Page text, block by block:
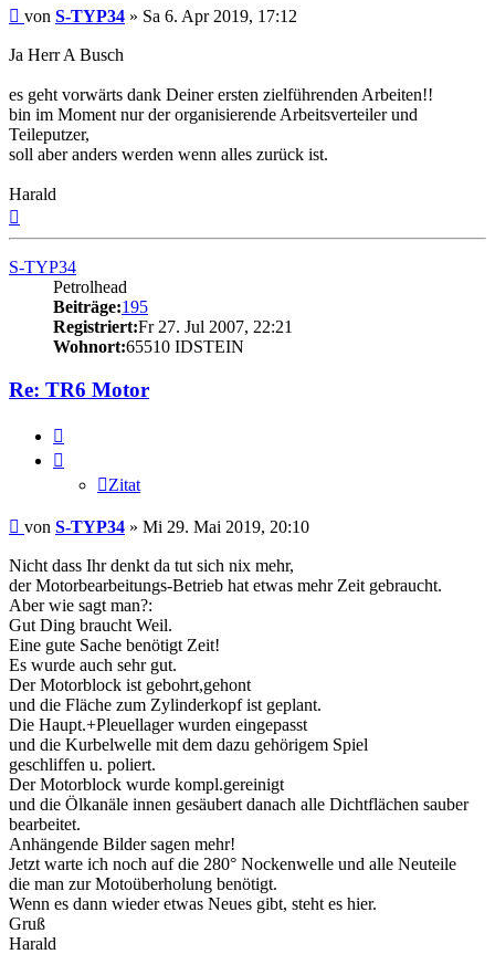
Beitrag
von S-TYP34 » Sa 6. Apr 2019, 17:12
Ja Herr A Busch
es geht vorwärts dank Deiner ersten zielführenden Arbeiten!!
bin im Moment nur der organisierende Arbeitsverteiler und
Teileputzer,
soll aber anders werden wenn alles zurück ist.
Harald
S-TYP34
Petrolhead
Beiträge:195
Registriert:Fr 27. Jul 2007, 22:21
Wohnort:65510 IDSTEIN
Re: TR6 Motor
Zitat
Beitrag
von S-TYP34 » Mi 29. Mai 2019, 20:10
Nicht dass Ihr denkt da tut sich nix mehr,
der Motorbearbeitungs-Betrieb hat etwas mehr Zeit gebraucht.
Aber wie sagt man?:
Gut Ding braucht Weil.
Eine gute Sache benötigt Zeit!
Es wurde auch sehr gut.
Der Motorblock ist gebohrt,gehont
und die Fläche zum Zylinderkopf ist geplant.
Die Haupt.+Pleuellager wurden eingepasst
und die Kurbelwelle mit dem dazu gehörigem Spiel
geschliffen u. poliert.
Der Motorblock wurde kompl.gereinigt
und die Ölkanäle innen gesäubert danach alle Dichtflächen sauber
bearbeitet.
Anhängende Bilder sagen mehr!
Jetzt warte ich noch auf die 280° Nockenwelle und alle Neuteile
die man zur Motoüberholung benötigt.
Wenn es dann wieder etwas Neues gibt, steht es hier.
Gruß
Harald